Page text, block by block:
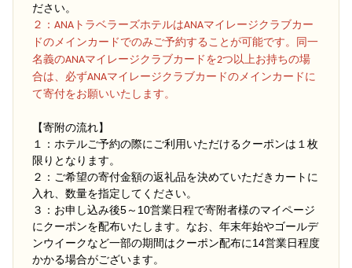
ださい。
２ ：ANAトラベラーズホテルはANAマイレージクラブカー
ドのメインカードでのみご予約することが可能です。同一
名義のANAマイレージクラブカードを2つ以上お持ちの場
合は、必ずANAマイレージクラブカードのメインカードに
て寄付をお願いいたします。
【寄附の流れ】
１：ホテルご予約の際にご利用いただけるクーポンは１枚
限りとなります。
２：ご希望の寄付金額の返礼品を決めていただきカートに
入れ、数量を指定してください。
３：お申し込み後5～10営業日程で寄附者様のマイページ
にクーポンを配布いたします。なお、年末年始やゴールデ
ンウイークなど一部の期間はクーポン配布に14営業日程度
かかる場合がございます。